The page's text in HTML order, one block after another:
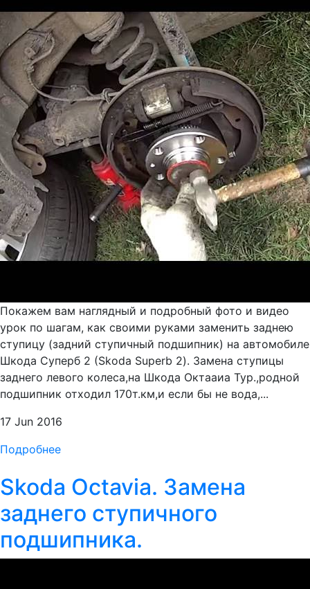
Покажем вам наглядный и подробный фото и видео
урок по шагам, как своими руками заменить заднею
ступицу (задний ступичный подшипник) на автомобиле
Шкода Суперб 2 (Skoda Superb 2). Замена ступицы
заднего левого колеса,на Шкода Октааиа Тур.,родной
подшипник отходил 170т.км,и если бы не вода,...
17 Jun 2016
Подробнее
Skoda Octavia. Замена
заднего ступичного
подшипника.